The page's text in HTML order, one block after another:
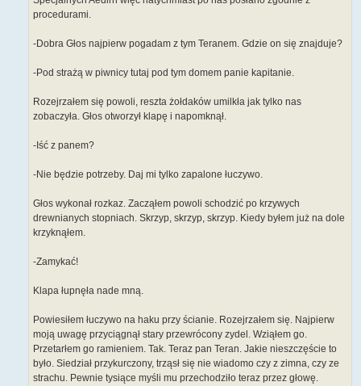
procedurami.
-Dobra Głos najpierw pogadam z tym Teranem. Gdzie on się znajduje?
-Pod strażą w piwnicy tutaj pod tym domem panie kapitanie.
Rozejrzałem się powoli, reszta żołdaków umilkła jak tylko nas
zobaczyła. Głos otworzył klapę i napomknął.
-Iść z panem?
-Nie będzie potrzeby. Daj mi tylko zapalone łuczywo.
Głos wykonał rozkaz. Zacząłem powoli schodzić po krzywych
drewnianych stopniach. Skrzyp, skrzyp, skrzyp. Kiedy byłem już na dole
krzyknąłem.
-Zamykać!
Klapa łupnęła nade mną.
Powiesiłem łuczywo na haku przy ścianie. Rozejrzałem się. Najpierw
moją uwagę przyciągnął stary przewrócony zydel. Wziąłem go.
Przetarłem go ramieniem. Tak. Teraz pan Teran. Jakie nieszczęście to
było. Siedział przykurczony, trząsł się nie wiadomo czy z zimna, czy ze
strachu. Pewnie tysiące myśli mu przechodziło teraz przez głowę.